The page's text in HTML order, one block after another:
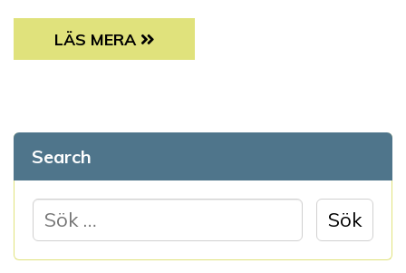
INGA NYA KRIGSINVALIDER
LÄS MERA
Search
ö